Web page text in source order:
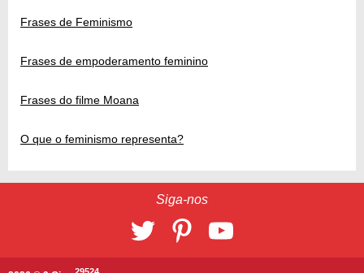
Frases de Feminismo
Frases de empoderamento feminino
Frases do filme Moana
O que o feminismo representa?
Siga-nos
29524